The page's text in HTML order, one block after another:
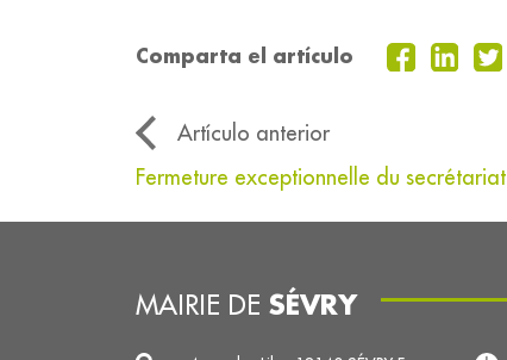
Comparta el artículo
Artículo anterior
Fermeture exceptionnelle du secrétariat
MAIRIE DE SÉVRY